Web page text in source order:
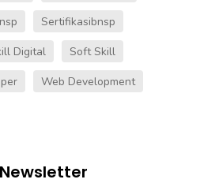
Sertifikasibnsp
Digital
Soft Skill
Web Development